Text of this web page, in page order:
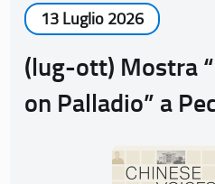
13 Luglio 2026
(lug-ott) Mostra
on Palladio” a